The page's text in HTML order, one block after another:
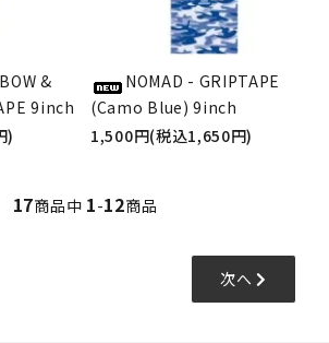
&
9inch
)
NOMAD - GRIPTAPE
(Camo Blue) 9inch
1,500円(税込1,650円)
17商品中 1-12商品
次へ